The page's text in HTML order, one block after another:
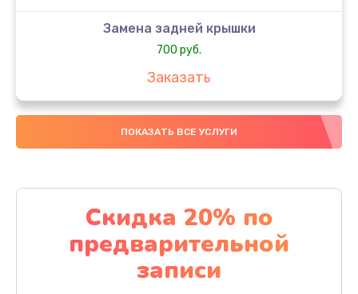
Замена задней крышки
700 руб.
Заказать
Комплексная чистка
900 руб.
Замена стекла
1100 руб.
Заказать
ПОКАЗАТЬ ВСЕ УСЛУГИ
Скидка 20% по
предварительной
записи